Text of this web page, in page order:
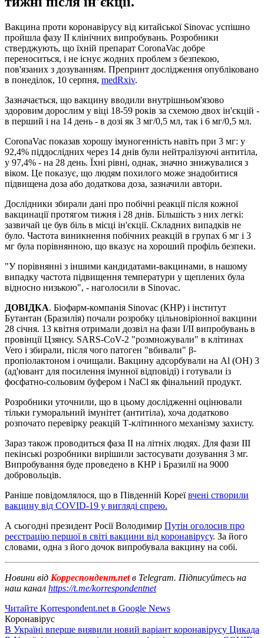
Вакцина проти коронавірусу від китайської Sinovac успішно
пройшла фазу II клінічних випробувань. Розробники
стверджують, що їхній препарат CoronaVac добре
переноситься, і не існує жодних проблем з безпекою,
пов'язаних з дозуванням. Препринт дослідження опубліковано
в понеділок, 10 серпня, medRxiv.
Зазначається, що вакцину вводили внутрішньом'язово
здоровим дорослим у віці 18-59 років за схемою двох ін'єкцій -
в перший і на 14 день - в дозі як 3 мг/0,5 мл, так і 6 мг/0,5 мл.
CoronaVac показав хорошу імуногенність навіть при 3 мг: у
92,4% піддослідних через 14 днів були нейтралізуючі антитіла,
у 97,4% - на 28 день. Їхні рівні, однак, значно знижувалися з
віком. Це показує, що людям похилого може знадобитися
підвищена доза або додаткова доза, зазначили автори.
Дослідники збирали дані про побічні реакції після кожної
вакцинації протягом тижня і 28 днів. Більшість з них легкі:
зазвичай це був біль в місці ін'єкції. Складних випадків не
було. Частота виникнення побічних реакцій в групах 6 мг і 3
мг була порівнянною, що вказує на хороший профіль безпеки.
"У порівнянні з іншими кандидатами-вакцинами, в нашому
випадку частота підвищення температури у щеплених була
відносно низькою", - наголосили в Sinovac.
ДОВІДКА. Біофарм-компанія Sinovac (КНР) і інститут
Бутантан (Бразилія) почали розробку цільновіріонної вакцини
28 січня. 13 квітня отримали дозвіл на фази I/II випробувань в
провінції Цзянсу. SARS-CoV-2 "розмножували" в клітинах
Vero і збирали, після чого патоген "вбивали" β-
пропіолактоном і очищали. Вакцину адсорбували на Al (OH) 3
(ад'ювант для посилення імунної відповіді) і готували із
фосфатно-сольовим буфером і NaCl як фінальний продукт.
Розробники уточнили, що в цьому дослідженні оцінювали
тільки гуморальний імунітет (антитіла), хоча додатково
розпочато перевірку реакцій Т-клітинного механізму захисту.
Зараз також проводиться фаза II на літніх людях. Для фази III
пекінські розробники вирішили застосувати дозування 3 мг.
Випробування буде проведено в КНР і Бразилії на 9000
добровольців.
Раніше повідомлялося, що в Південній Кореївчені створили
вакцину від COVID-19 у вигляді спрею.
А сьогодні президент Росії Володимир Путін оголосив про
реєстрацію першої в світі вакцини від коронавірусу. За його
словами, одна з його дочок випробувала вакцину на собі.
Новини від Корреспондент.netв Telegram. Підписуйтесь на
наш канал https://t.me/korrespondentnet
Читайте Korrespondent.net в Google News
Коронавірус
В Україні вперше виявили новий варіант коронавірусу Цикада